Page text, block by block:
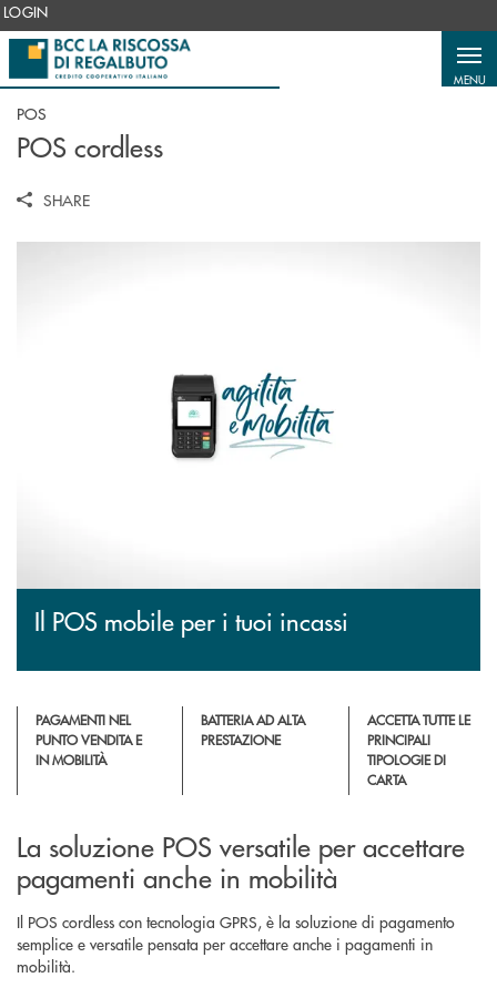
Salta al contenuto principale
LOGIN
MENU
POS
POS cordless
SHARE
Il POS mobile per i tuoi incassi
PAGAMENTI NEL
PUNTO VENDITA E
IN MOBILITÀ
BATTERIA AD ALTA
PRESTAZIONE
ACCETTA TUTTE LE
PRINCIPALI
TIPOLOGIE DI
CARTA
La soluzione POS versatile per accettare
pagamenti anche in mobilità
Il POS cordless con tecnologia GPRS, è la soluzione di pagamento
semplice e versatile pensata per accettare anche i pagamenti in
mobilità.